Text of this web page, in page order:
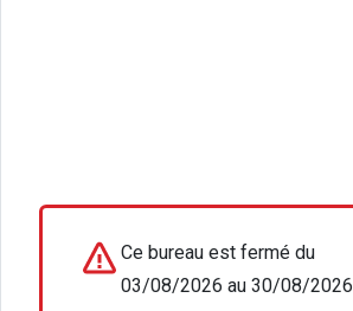
Ce bureau est fermé du
03/08/2026 au 30/08/2026